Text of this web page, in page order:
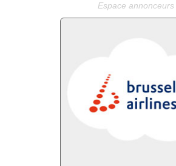
Espace annonceurs